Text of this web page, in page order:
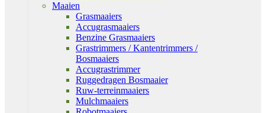
Maaien
Grasmaaiers
Accugrasmaaiers
Benzine Grasmaaiers
Grastrimmers / Kantentrimmers /
Bosmaaiers
Accugrastrimmer
Ruggedragen Bosmaaier
Ruw-terreinmaaiers
Mulchmaaiers